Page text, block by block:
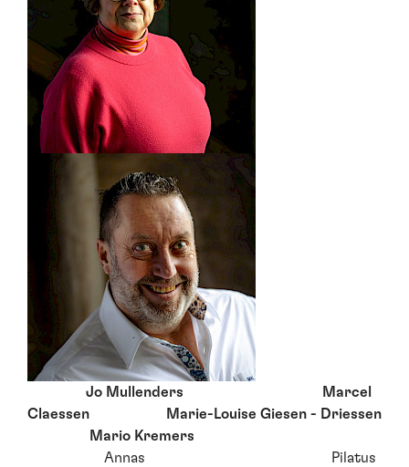
Jo Mullenders Marcel
Claessen Marie-Louise Giesen - Driessen
Mario Kremers
Annas Pilatus